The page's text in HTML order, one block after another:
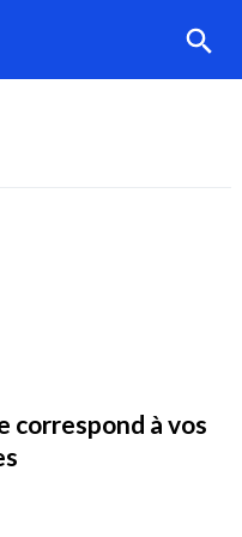
correspond à vos